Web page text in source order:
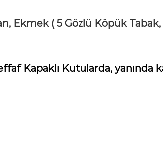
Ekmek ( 5 Gözlü Köpük
Kapaklı Kutularda, yanında